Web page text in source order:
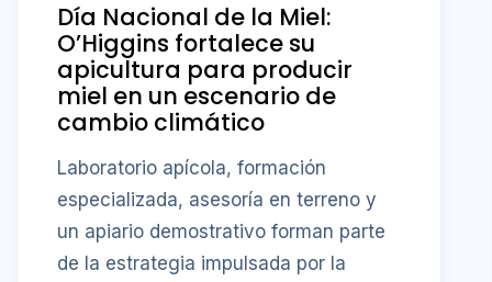
Día Nacional de la Miel:
O’Higgins fortalece su
apicultura para producir
miel en un escenario de
cambio climático
Laboratorio apícola, formación
especializada, asesoría en terreno y
un apiario demostrativo forman parte
de la estrategia impulsada por la